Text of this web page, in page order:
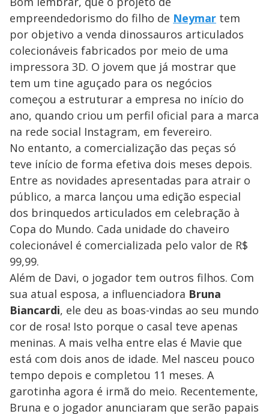
empreendedorismo do filho de Neymar tem
por objetivo a venda dinossauros articulados
colecionáveis fabricados por meio de uma
impressora 3D. O jovem que já mostrar que
tem um tine aguçado para os negócios
começou a estruturar a empresa no início do
ano, quando criou um perfil oficial para a marca
na rede social Instagram, em fevereiro.
No entanto, a comercialização das peças só
teve início de forma efetiva dois meses depois.
Entre as novidades apresentadas para atrair o
público, a marca lançou uma edição especial
dos brinquedos articulados em celebração à
Copa do Mundo. Cada unidade do chaveiro
colecionável é comercializada pelo valor de R$
99,99.
Além de Davi, o jogador tem outros filhos. Com
sua atual esposa, a influenciadora Bruna
Biancardi, ele deu as boas-vindas ao seu mundo
cor de rosa! Isto porque o casal teve apenas
meninas. A mais velha entre elas é Mavie que
está com dois anos de idade. Mel nasceu pouco
tempo depois e completou 11 meses. A
garotinha agora é irmã do meio. Recentemente,
Bruna e o jogador anunciaram que serão papais